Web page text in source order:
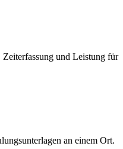
und Leistung für
an einem Ort.